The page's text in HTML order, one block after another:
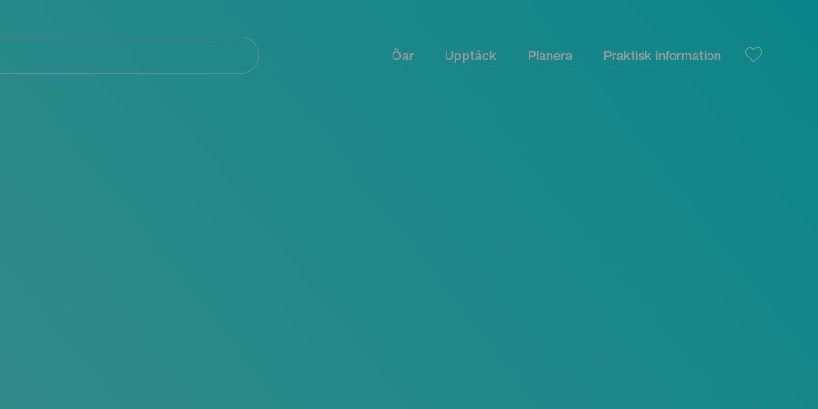
Öar Upptäck Planera Praktisk information